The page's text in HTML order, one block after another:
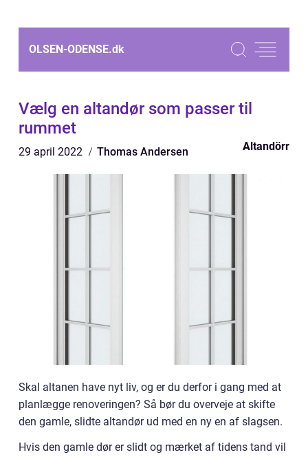
OLSEN-ODENSE.dk
Vælg en altandør som passer til
rummet
29 april 2022 Thomas Andersen Altandörr
Skal altanen have nyt liv, og er du derfor i gang med at
planlægge renoveringen? Så bør du overveje at skifte
den gamle, slidte altandør ud med en ny en af slagsen.
Hvis den gamle dør er slidt og mærket af tidens tand vil